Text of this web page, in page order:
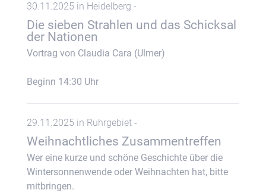
30.11.2025 in Heidelberg -
Die sieben Strahlen und das Schicksal
der Nationen
Vortrag von Claudia Cara (Ulmer)
Beginn 14:30 Uhr
29.11.2025 in Ruhrgebiet -
Weihnachtliches Zusammentreffen
Wer eine kurze und schöne Geschichte über die
Wintersonnenwende oder Weihnachten hat, bitte
mitbringen.